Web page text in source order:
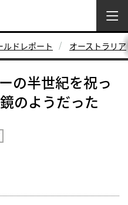
ルドレポート オーストラリア
の半世紀を祝っ
のようだった